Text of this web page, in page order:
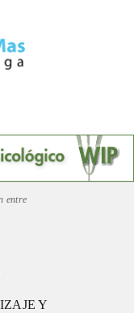
entre
Y